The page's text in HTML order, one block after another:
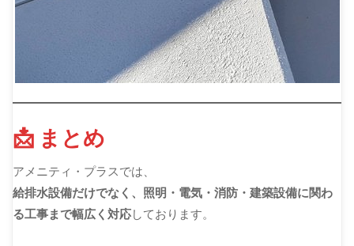
📩 まとめ
アメニティ・プラスでは、
給排水設備だけでなく、照明・電気・消防・建築設備に関わ
る工事まで幅広く対応しております。